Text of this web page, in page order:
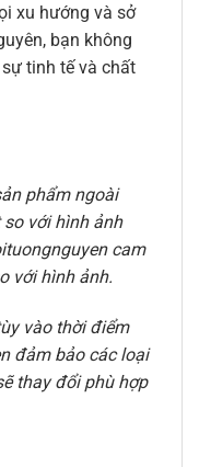
xu hướng và sở
bạn không
tinh tế và chất
phẩm ngoài
với hình ảnh
cam
với hình ảnh.
vào thời điểm
đảm bảo các loại
thay đổi phù hợp